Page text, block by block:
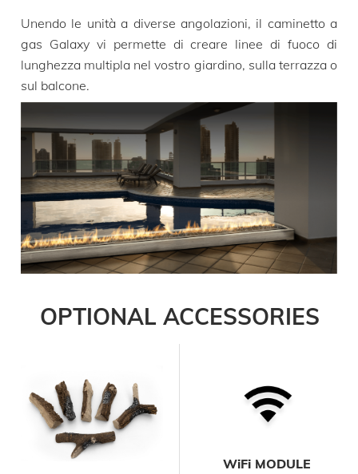
Unendo le unità a diverse angolazioni, il caminetto a
gas Galaxy vi permette di creare linee di fuoco di
lunghezza multipla nel vostro giardino, sulla terrazza o
sul balcone.
OPTIONAL ACCESSORIES
WiFi MODULE